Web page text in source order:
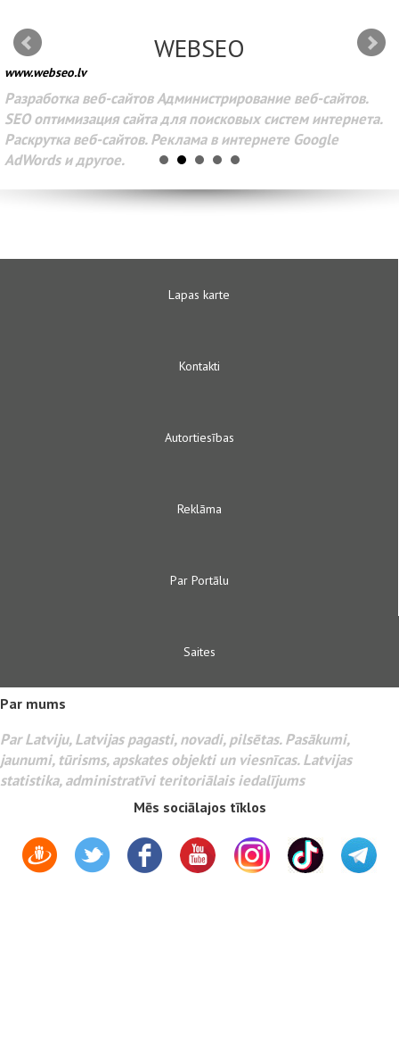
WEBSEO
www.webseo.lv
Разработка веб-сайтов Администрирование веб-сайтов.
SEO оптимизация сайта для поисковых систем интернета.
Раскрутка веб-сайтов. Реклама в интернете Google
AdWords и другое.
Lapas karte
Kontakti
Autortiesības
Reklāma
Par Portālu
Saites
Par mums
Par Latviju, Latvijas pagasti, novadi, pilsētas. Pasākumi,
jaunumi, tūrisms, apskates objekti un viesnīcas. Latvijas
statistika, administratīvi teritoriālais iedalījums
Mēs sociālajos tīklos